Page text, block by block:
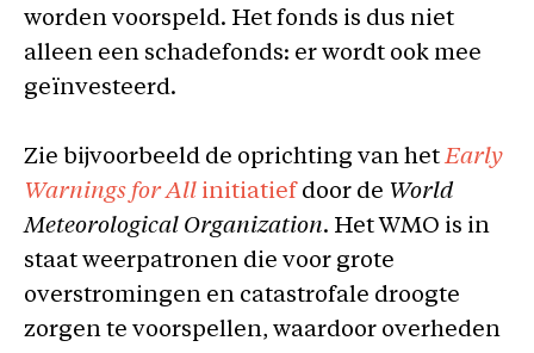
worden voorspeld. Het fonds is dus niet
alleen een schadefonds: er wordt ook mee
geïnvesteerd.
Zie bijvoorbeeld de oprichting van het Early
Warnings for All initiatief door de World
Meteorological Organization. Het WMO is in
staat weerpatronen die voor grote
overstromingen en catastrofale droogte
zorgen te voorspellen, waardoor overheden